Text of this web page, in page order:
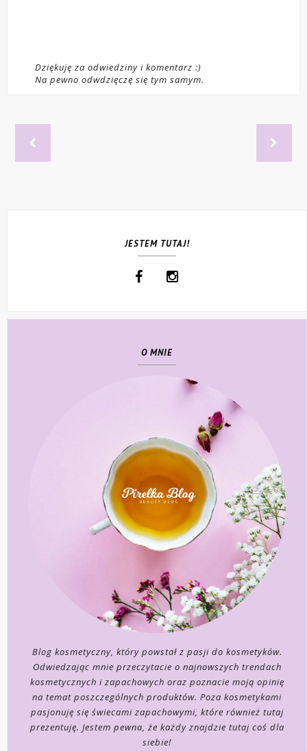
Dziękuję za odwiedziny i komentarz :)
Na pewno odwdzięczę się tym samym.
JESTEM TUTAJ!
O MNIE
Blog kosmetyczny, który powstał z pasji do kosmetyków.
Odwiedzając mnie przeczytacie o najnowszych trendach
kosmetycznych i zapachowych oraz poznacie moją opinię
na temat poszczególnych produktów. Poza kosmetykami
pasjonuję się świecami zapachowymi, które również tutaj
prezentuję. Jestem pewna, że każdy znajdzie tutaj coś dla
siebie!